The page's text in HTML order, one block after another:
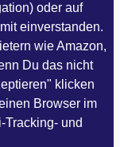
oder auf
einverstanden.
wie Amazon,
Du das nicht
klicken
Browser im
Tracking- und